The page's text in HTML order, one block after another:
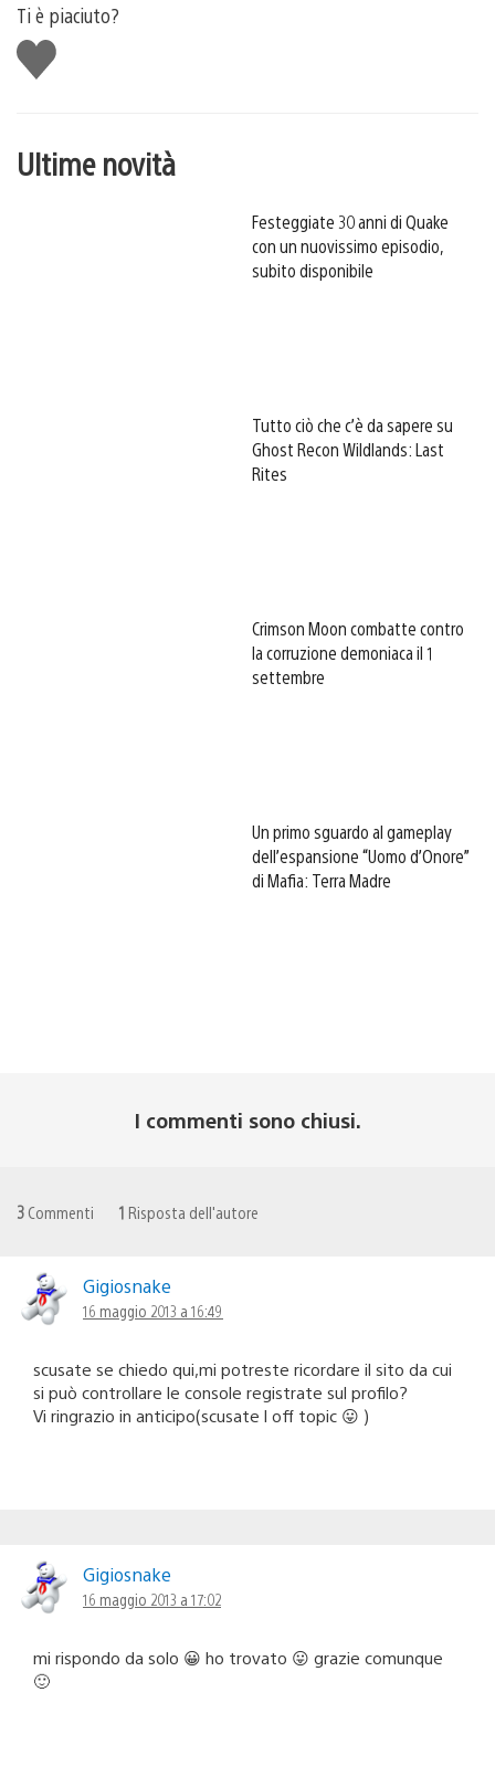
Ti è piaciuto?
Mi
piace
Ultime novità
Festeggiate 30 anni di Quake
con un nuovissimo episodio,
subito disponibile
Tutto ciò che c’è da sapere su
Ghost Recon Wildlands: Last
Rites
Crimson Moon combatte contro
la corruzione demoniaca il 1
settembre
Un primo sguardo al gameplay
dell’espansione “Uomo d’Onore”
di Mafia: Terra Madre
I commenti sono chiusi.
3 Commenti 1 Risposta dell'autore
Gigiosnake
16 maggio 2013 a 16:49
scusate se chiedo qui,mi potreste ricordare il sito da cui
si può controllare le console registrate sul profilo?
Vi ringrazio in anticipo(scusate l off topic 😛 )
Gigiosnake
16 maggio 2013 a 17:02
mi rispondo da solo 😀 ho trovato 😛 grazie comunque
🙂